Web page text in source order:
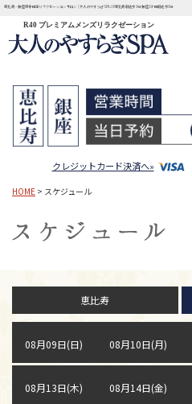
恵比寿・銀座完全個室リラクゼーションサロン | 大人のやすらぎSPA JR恵比寿駅徒歩3分 銀座1丁目駅徒歩3分
R40 プレミアムメンズリラクゼーション
クレジットカード決済へ»
HOME > スケジュール
恵比寿
08月09日(日) 08月10日(月)
08月13日(木) 08月14日(金)